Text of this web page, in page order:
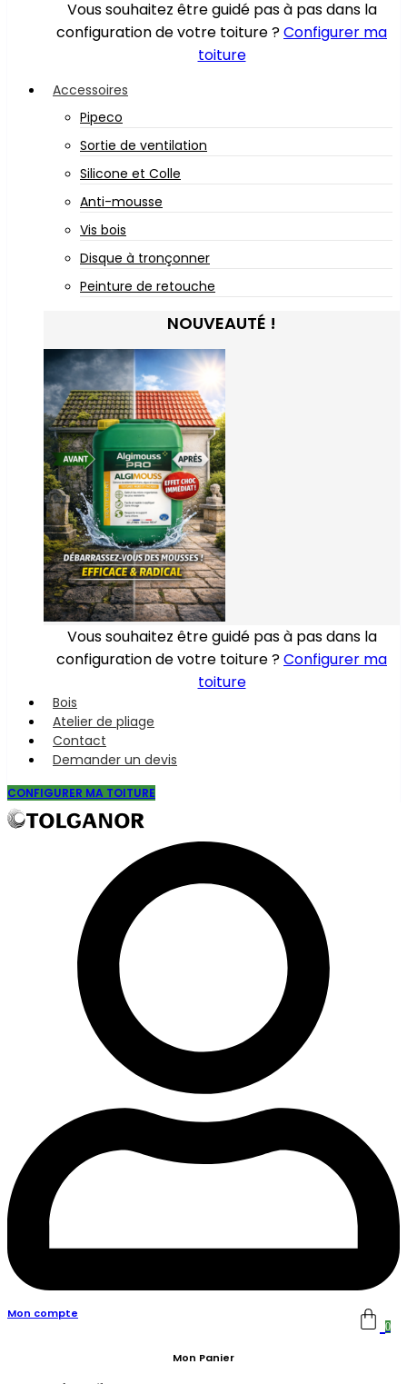
Vous souhaitez être guidé pas à pas dans la
configuration de votre toiture ?Configurer ma
toiture
Accessoires
Pipeco
Sortie de ventilation
Silicone et Colle
Anti-mousse
Vis bois
Disque à tronçonner
Peinture de retouche
NOUVEAUTÉ !
Vous souhaitez être guidé pas à pas dans la
configuration de votre toiture ?Configurer ma
toiture
Bois
Atelier de pliage
Contact
Demander un devis
CONFIGURER MA TOITURE
Mon compte
0
Mon Panier